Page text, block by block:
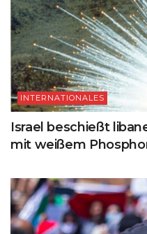
INTERNATIONALES
Israel beschießt
mit weißem